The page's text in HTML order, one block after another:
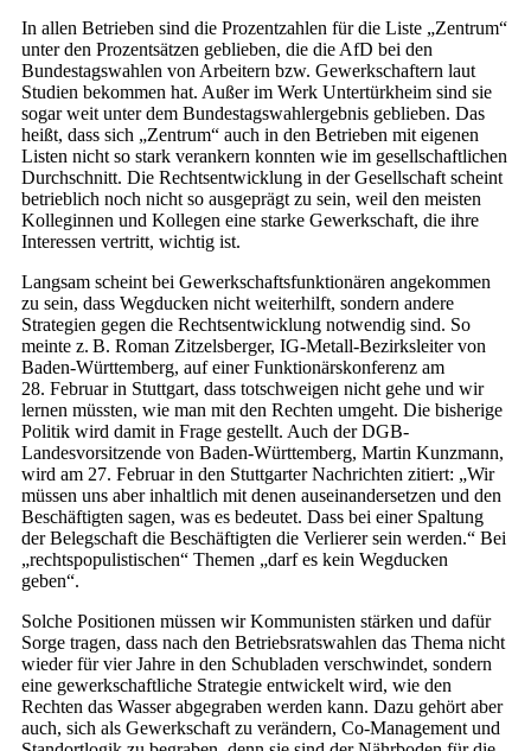
In allen Betrieben sind die Prozentzahlen für die Liste „Zentrum“
unter den Prozentsätzen geblieben, die die AfD bei den
Bundestagswahlen von Arbeitern bzw. Gewerkschaftern laut
Studien bekommen hat. Außer im Werk Untertürkheim sind sie
sogar weit unter dem Bundestagswahlergebnis geblieben. Das
heißt, dass sich „Zentrum“ auch in den Betrieben mit eigenen
Listen nicht so stark verankern konnten wie im gesellschaftlichen
Durchschnitt. Die Rechtsentwicklung in der Gesellschaft scheint
betrieblich noch nicht so ausgeprägt zu sein, weil den meisten
Kolleginnen und Kollegen eine starke Gewerkschaft, die ihre
Interessen vertritt, wichtig ist.
Langsam scheint bei Gewerkschaftsfunktionären angekommen
zu sein, dass Wegducken nicht weiterhilft, sondern andere
Strategien gegen die Rechtsentwicklung notwendig sind. So
meinte z. B. Roman Zitzelsberger, IG-Metall-Bezirksleiter von
Baden-Württemberg, auf einer Funktionärskonferenz am
28. Februar in Stuttgart, dass totschweigen nicht gehe und wir
lernen müssten, wie man mit den Rechten umgeht. Die bisherige
Politik wird damit in Frage gestellt. Auch der DGB-
Landesvorsitzende von Baden-Württemberg, Martin Kunzmann,
wird am 27. Februar in den Stuttgarter Nachrichten zitiert: „Wir
müssen uns aber inhaltlich mit denen auseinandersetzen und den
Beschäftigten sagen, was es bedeutet. Dass bei einer Spaltung
der Belegschaft die Beschäftigten die Verlierer sein werden.“ Bei
„rechtspopulistischen“ Themen „darf es kein Wegducken
geben“.
Solche Positionen müssen wir Kommunisten stärken und dafür
Sorge tragen, dass nach den Betriebsratswahlen das Thema nicht
wieder für vier Jahre in den Schubladen verschwindet, sondern
eine gewerkschaftliche Strategie entwickelt wird, wie den
Rechten das Wasser abgegraben werden kann. Dazu gehört aber
auch, sich als Gewerkschaft zu verändern, Co-Management und